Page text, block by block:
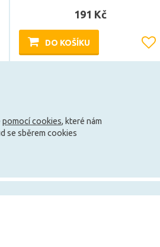
191 Kč
DO KOŠÍKU
další
pomocí cookies, které nám
se sběrem cookies